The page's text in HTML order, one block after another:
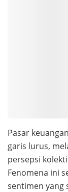
Pasar
garis lurus,
persepsi
Fenomena ini
sentimen yang